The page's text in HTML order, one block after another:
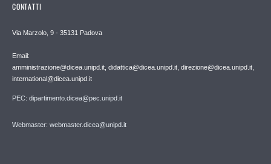
CONTATTI
Via Marzolo, 9 - 35131 Padova
Email:
amministrazione@dicea.unipd.it, didattica@dicea.unipd.it, direzione@dicea.unipd.it,
international@dicea.unipd.it
PEC: dipartimento.dicea@pec.unipd.it
Webmaster: webmaster.dicea@unipd.it